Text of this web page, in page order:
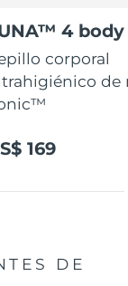
4 body
corporal
de
169
DE